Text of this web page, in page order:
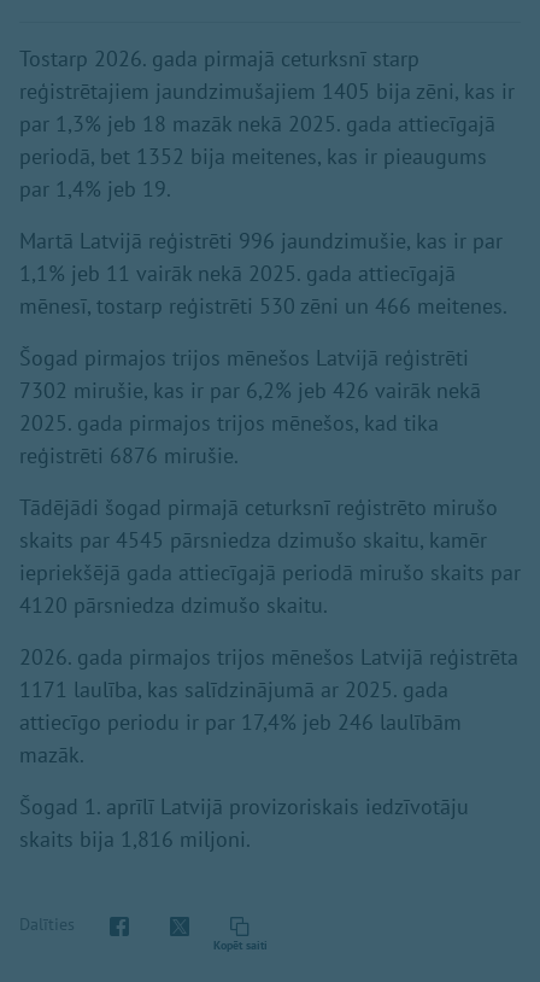
Tostarp 2026. gada pirmajā ceturksnī starp
reģistrētajiem jaundzimušajiem 1405 bija zēni, kas ir
par 1,3% jeb 18 mazāk nekā 2025. gada attiecīgajā
periodā, bet 1352 bija meitenes, kas ir pieaugums
par 1,4% jeb 19.
Martā Latvijā reģistrēti 996 jaundzimušie, kas ir par
1,1% jeb 11 vairāk nekā 2025. gada attiecīgajā
mēnesī, tostarp reģistrēti 530 zēni un 466 meitenes.
Šogad pirmajos trijos mēnešos Latvijā reģistrēti
7302 mirušie, kas ir par 6,2% jeb 426 vairāk nekā
2025. gada pirmajos trijos mēnešos, kad tika
reģistrēti 6876 mirušie.
Tādējādi šogad pirmajā ceturksnī reģistrēto mirušo
skaits par 4545 pārsniedza dzimušo skaitu, kamēr
iepriekšējā gada attiecīgajā periodā mirušo skaits par
4120 pārsniedza dzimušo skaitu.
2026. gada pirmajos trijos mēnešos Latvijā reģistrēta
1171 laulība, kas salīdzinājumā ar 2025. gada
attiecīgo periodu ir par 17,4% jeb 246 laulībām
mazāk.
Šogad 1. aprīlī Latvijā provizoriskais iedzīvotāju
skaits bija 1,816 miljoni.
Dalīties
Kopēt saiti